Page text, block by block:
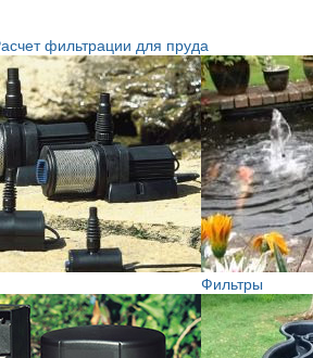
фильтрации для пруда
Фильтры